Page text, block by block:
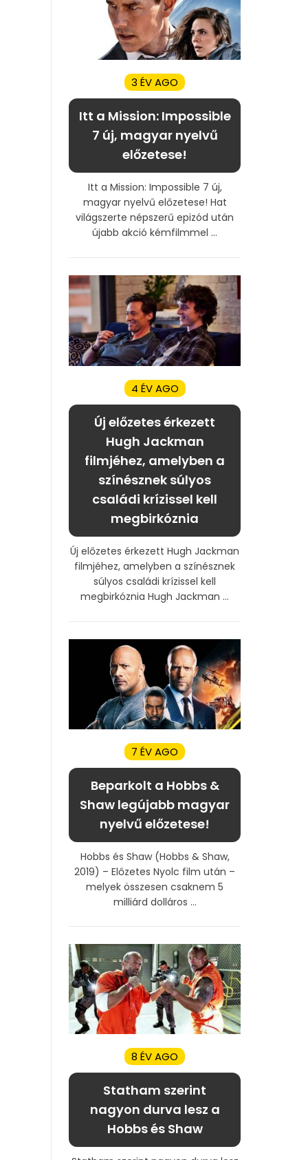
3 ÉV AGO
Itt a Mission: Impossible
7 új, magyar nyelvű
előzetese!
Itt a Mission: Impossible 7 új,
magyar nyelvű előzetese! Hat
világszerte népszerű epizód után
újabb akció kémfilmmel ...
4 ÉV AGO
Új előzetes érkezett
Hugh Jackman
filmjéhez, amelyben a
színésznek súlyos
családi krízissel kell
megbirkóznia
Új előzetes érkezett Hugh Jackman
filmjéhez, amelyben a színésznek
súlyos családi krízissel kell
megbirkóznia Hugh Jackman ...
7 ÉV AGO
Beparkolt a Hobbs &
Shaw legújabb magyar
nyelvű előzetese!
Hobbs és Shaw (Hobbs & Shaw,
2019) – Előzetes Nyolc film után –
melyek összesen csaknem 5
milliárd dolláros ...
8 ÉV AGO
Statham szerint
nagyon durva lesz a
Hobbs és Shaw